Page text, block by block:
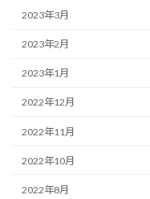
2023年3月
2023年2月
2023年1月
2022年12月
2022年11月
2022年10月
2022年8月